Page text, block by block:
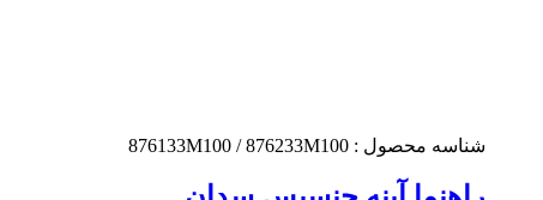
شناسه محصول : 876133M100 / 876233M100